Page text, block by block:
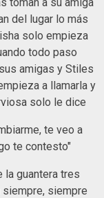
del lugar lo más
solo empieza
todo paso
amigas y Stiles
a llamarla y
solo le dice
te veo a
te contesto"
la guantera tres
siempre